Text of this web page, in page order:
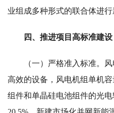
业组成多种形式的联合体进行
四、推进项目高标准建设
（一）严格准入标准。
高效的设备，风电机组单机
组件和单晶硅电池组件的光